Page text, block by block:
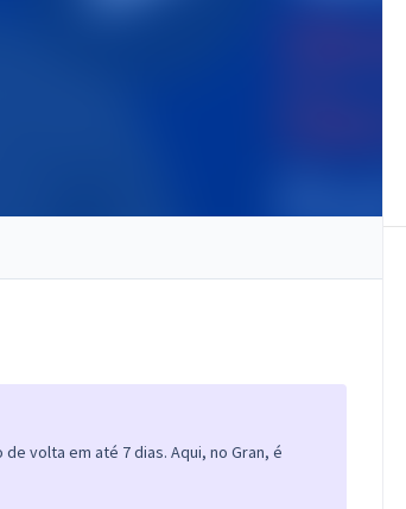
volta em até 7 dias. Aqui, no Gran, é